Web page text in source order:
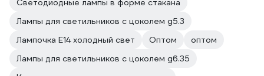
Светодиодные лампы в форме стакана
Лампы для светильников с цоколем g5.3
Лампочка E14 холодный свет
Оптом
оптом
Лампы для светильников с цоколем g6.35